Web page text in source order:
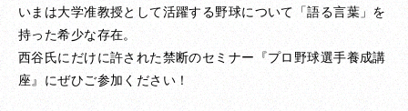
いまは大学准教授として活躍する野球について「語る言葉」を
持った希少な存在。
西谷氏にだけに許された禁断のセミナー『プロ野球選手養成講
座』にぜひご参加ください！